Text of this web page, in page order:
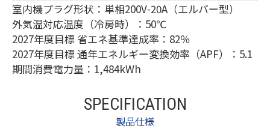
室内機プラグ形状：単相200V-20A（エルバー型）
外気温対応温度（冷房時）：50℃
2027年度目標 省エネ基準達成率：82％
2027年度目標 通年エネルギー変換効率（APF）：5.1
期間消費電力量：1,484kWh
SPECIFICATION
製品仕様